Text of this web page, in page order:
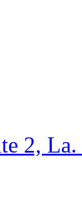
2,